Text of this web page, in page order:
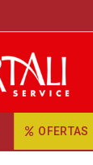
OFERTAS